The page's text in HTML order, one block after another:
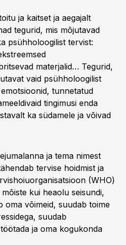
ja kaitset ja aegajalt
tegurid, mis mõjutavad
psühholoogilist tervist:
materjalid… Tegurid,
vaid psühholoogilist
tunnetatud
tingimusi enda
ka südamele ja võivad
ja tema nimest
tervise hoidmist ja
(WHO)
kui heaolu seisundi,
oma võimeid, suudab toime
suudab
ja oma kogukonda